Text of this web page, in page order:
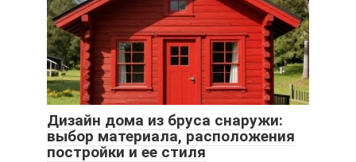
Дизайн дома из бруса снаружи:
выбор материала, расположения
постройки и ее стиля